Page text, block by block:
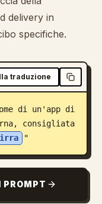
delivery in
specifiche.
traduzione
di un'app di
consigliata
"
PROMPT